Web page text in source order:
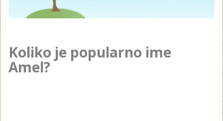
Koliko je popularno ime
Amel?